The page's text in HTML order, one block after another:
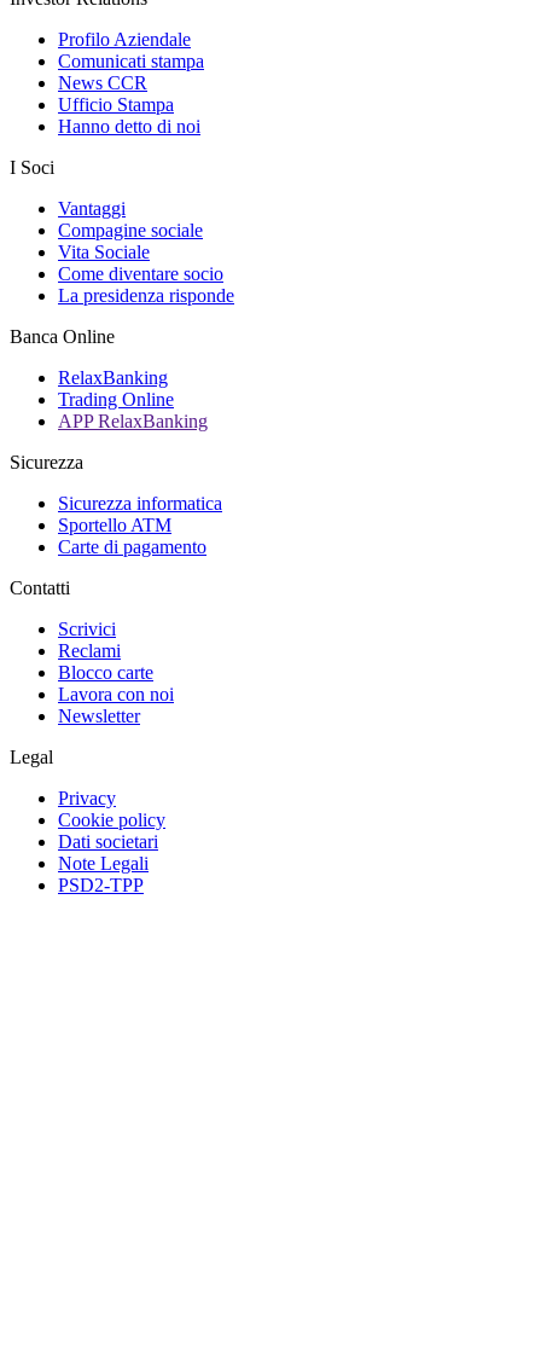
Profilo Aziendale
Comunicati stampa
News CCR
Ufficio Stampa
Hanno detto di noi
I Soci
Vantaggi
Compagine sociale
Vita Sociale
Come diventare socio
La presidenza risponde
Banca Online
RelaxBanking
Trading Online
APP RelaxBanking
Sicurezza
Sicurezza informatica
Sportello ATM
Carte di pagamento
Contatti
Scrivici
Reclami
Blocco carte
Lavora con noi
Newsletter
Legal
Privacy
Cookie policy
Dati societari
Note Legali
PSD2-TPP